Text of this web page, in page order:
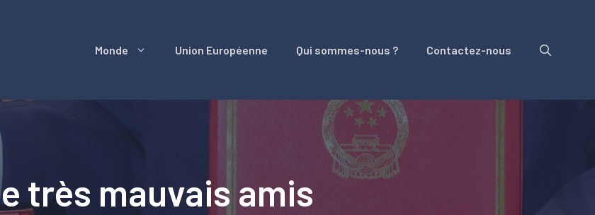
Monde Union Européenne Qui sommes-nous ? Contactez-nous
très mauvais amis